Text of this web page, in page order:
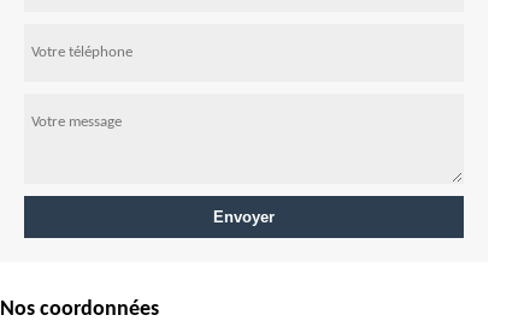
Nos coordonnées